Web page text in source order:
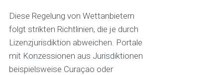
Diese Regelung von Wettanbietern
folgt strikten Richtlinien, die je durch
Lizenzjurisdiktion abweichen. Portale
mit Konzessionen aus Jurisdiktionen
beispielsweise Curaçao oder